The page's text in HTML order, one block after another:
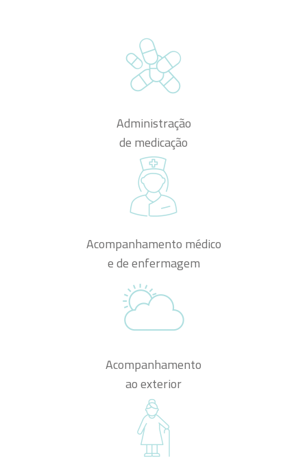
Administração
de medicação
Acompanhamento médico
e de enfermagem
Acompanhamento
ao exterior